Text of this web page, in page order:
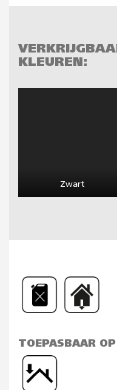
KLEUREN:
Zwart
TOEPASBAAR OP